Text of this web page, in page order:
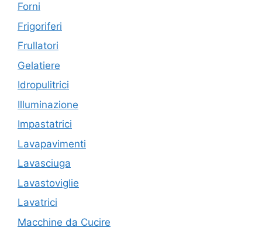
Forni
Frigoriferi
Frullatori
Gelatiere
Idropulitrici
Illuminazione
Impastatrici
Lavapavimenti
Lavasciuga
Lavastoviglie
Lavatrici
Macchine da Cucire